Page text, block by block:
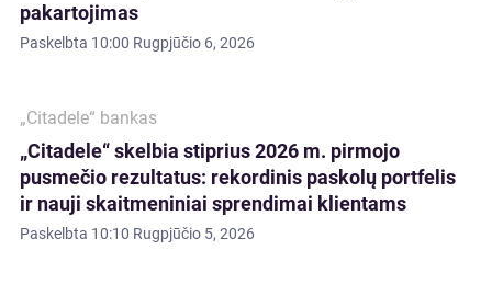
pakartojimas
Paskelbta 10:00 Rugpjūčio 6, 2026
„Citadele“ bankas
„Citadele“ skelbia stiprius 2026 m. pirmojo
pusmečio rezultatus: rekordinis paskolų portfelis
ir nauji skaitmeniniai sprendimai klientams
Paskelbta 10:10 Rugpjūčio 5, 2026